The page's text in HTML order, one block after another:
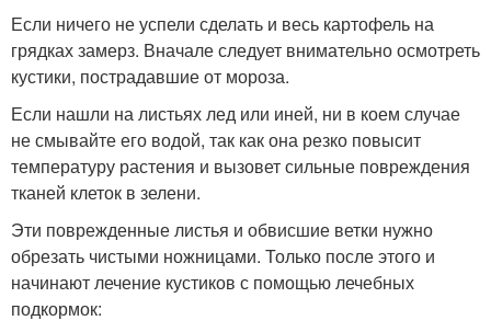
Если ничего не успели сделать и весь картофель на
грядках замерз. Вначале следует внимательно осмотреть
кустики, пострадавшие от мороза.
Если нашли на листьях лед или иней, ни в коем случае
не смывайте его водой, так как она резко повысит
температуру растения и вызовет сильные повреждения
тканей клеток в зелени.
Эти поврежденные листья и обвисшие ветки нужно
обрезать чистыми ножницами. Только после этого и
начинают лечение кустиков с помощью лечебных
подкормок: